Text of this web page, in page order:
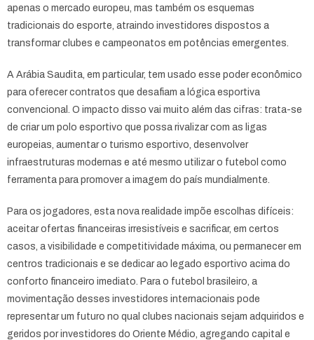
apenas o mercado europeu, mas também os esquemas
tradicionais do esporte, atraindo investidores dispostos a
transformar clubes e campeonatos em potências emergentes.
A Arábia Saudita, em particular, tem usado esse poder econômico
para oferecer contratos que desafiam a lógica esportiva
convencional. O impacto disso vai muito além das cifras: trata-se
de criar um polo esportivo que possa rivalizar com as ligas
europeias, aumentar o turismo esportivo, desenvolver
infraestruturas modernas e até mesmo utilizar o futebol como
ferramenta para promover a imagem do país mundialmente.
Para os jogadores, esta nova realidade impõe escolhas difíceis:
aceitar ofertas financeiras irresistíveis e sacrificar, em certos
casos, a visibilidade e competitividade máxima, ou permanecer em
centros tradicionais e se dedicar ao legado esportivo acima do
conforto financeiro imediato. Para o futebol brasileiro, a
movimentação desses investidores internacionais pode
representar um futuro no qual clubes nacionais sejam adquiridos e
geridos por investidores do Oriente Médio, agregando capital e